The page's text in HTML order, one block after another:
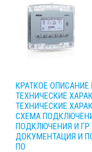
КРАТКОЕ ОПИСАНИЕ
ТЕХНИЧЕСКИЕ
ТЕХНИЧЕСКИЕ
СХЕМА
ПОДКЛЮЧЕНИЯ И ГР
ДОКУМЕНТАЦИЯ И
ПО